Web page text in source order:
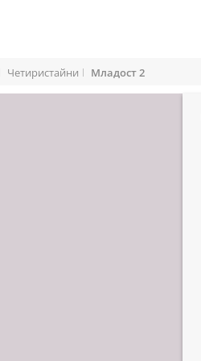
Четиристайни Младост 2